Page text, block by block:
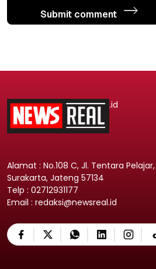
Submit comment
.id
Alamat : No.108 C, Jl. Tentara
Surakarta, Jateng 57134
Telp : 02712931177
Email : redaksi@newsreal.id